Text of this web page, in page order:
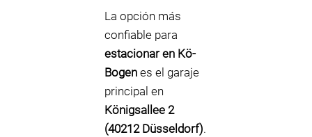
La opción más
confiable para
estacionar en Kö-
Bogen es el garaje
principal en
Königsallee 2
(40212 Düsseldorf).